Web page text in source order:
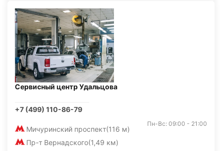
Сервисный центр Удальцова
+7 (499) 110-86-79
Мичуринский проспект(116 м)
Пр-т Вернадского(1,49 км)
Пн-Вс: 09:00 - 21:00